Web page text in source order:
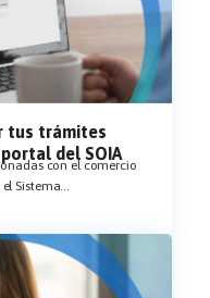
tus trámites
del SOIA
con el comercio
Sistema...